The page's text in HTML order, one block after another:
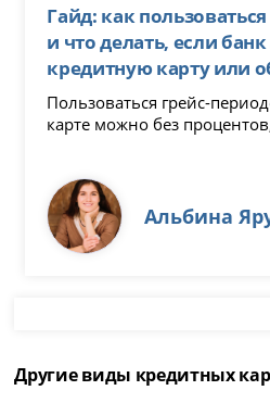
Гайд: как
и что делать, если
кредитную карту или
Пользоваться грейс-
карте можно без
Альбина
Другие виды кредитных